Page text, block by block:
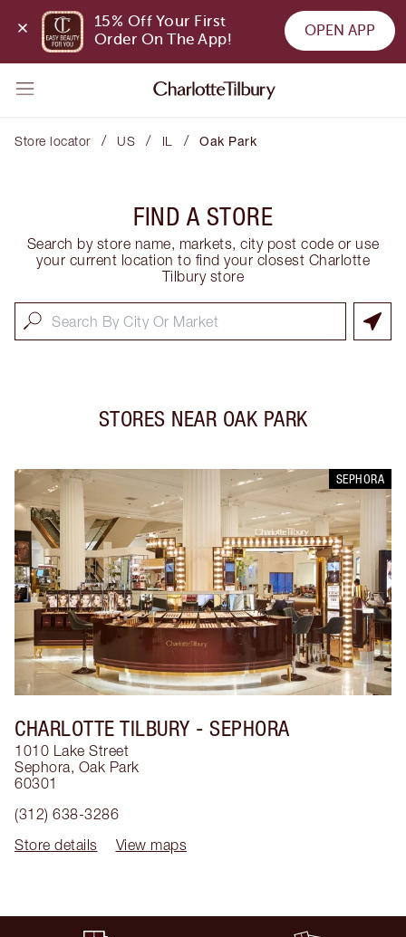
15% Off Your First
Order On The App!
OPEN APP
Store locator / US / IL / Oak Park
FIND A STORE
Search by store name, markets, city post code or use
your current location to find your closest Charlotte
Tilbury store
STORES NEAR OAK PARK
SEPHORA
CHARLOTTE TILBURY - SEPHORA
1010 Lake Street
Sephora, Oak Park
60301
(312) 638-3286
Store details
View maps